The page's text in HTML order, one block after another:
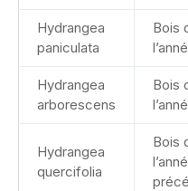
Hydrangea
paniculata
Bois
Hydrangea
arborescens
Bois
Hydrangea
quercifolia
Bois